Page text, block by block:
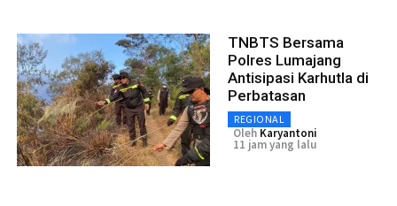
TNBTS Bersama
Polres Lumajang
Antisipasi Karhutla di
Perbatasan
REGIONAL
Oleh Karyantoni
11 jam yang lalu